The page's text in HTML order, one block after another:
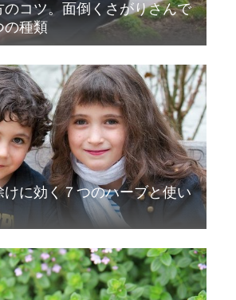
コツ。面倒くさがりさんで
の種類
に効く７つのハーブと使い